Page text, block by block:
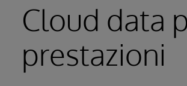
Cloud data
prestazioni